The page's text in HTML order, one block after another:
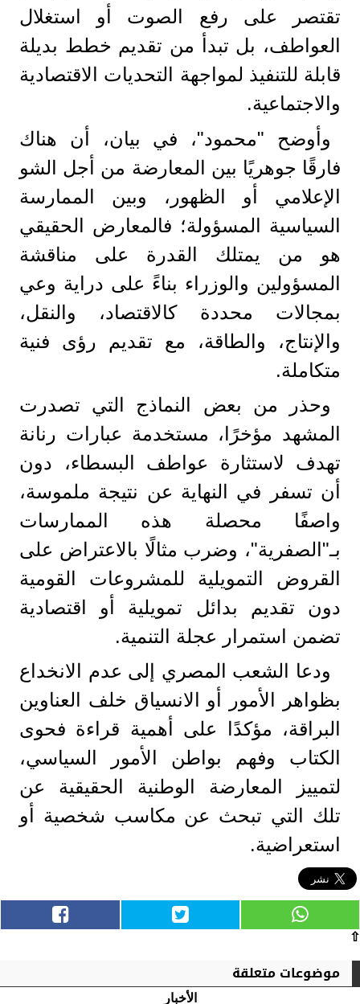
تقتصر على رفع الصوت أو استغلال
العواطف، بل تبدأ من تقديم خطط بديلة
قابلة للتنفيذ لمواجهة التحديات الاقتصادية
والاجتماعية.
وأوضح "محمود"، في بيان، أن هناك
فارقًا جوهريًا بين المعارضة من أجل الشو
الإعلامي أو الظهور، وبين الممارسة
السياسية المسؤولة؛ فالمعارض الحقيقي
هو من يمتلك القدرة على مناقشة
المسؤولين والوزراء بناءً على دراية وعي
بمجالات محددة كالاقتصاد، والنقل،
والإنتاج، والطاقة، مع تقديم رؤى فنية
متكاملة.
وحذر من بعض النماذج التي تصدرت
المشهد مؤخرًا، مستخدمة عبارات رنانة
تهدف لاستثارة عواطف البسطاء، دون
أن تسفر في النهاية عن نتيجة ملموسة،
واصفًا محصلة هذه الممارسات
بـ"الصفرية"، وضرب مثالًا بالاعتراض على
القروض التمويلية للمشروعات القومية
دون تقديم بدائل تمويلية أو اقتصادية
تضمن استمرار عجلة التنمية.
ودعا الشعب المصري إلى عدم الانخداع
بظواهر الأمور أو الانسياق خلف العناوين
البراقة، مؤكدًا على أهمية قراءة فحوى
الكتاب وفهم بواطن الأمور السياسي،
لتمييز المعارضة الوطنية الحقيقية عن
تلك التي تبحث عن مكاسب شخصية أو
استعراضية.
⇧
موضوعات متعلقة
الأخبار